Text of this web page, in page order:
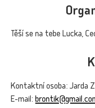
Těší se na tebe Lucka,
Kontaktní osoba: Jarda
E-mail: